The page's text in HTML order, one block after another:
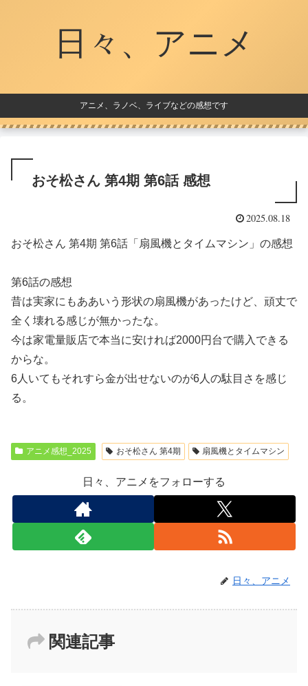
日々、アニメ
アニメ、ラノベ、ライブなどの感想です
おそ松さん 第4期 第6話 感想
2025.08.18
おそ松さん 第4期 第6話「扇風機とタイムマシン」の感想
第6話の感想
昔は実家にもああいう形状の扇風機があったけど、頑丈で
全く壊れる感じが無かったな。
今は家電量販店で本当に安ければ2000円台で購入できる
からな。
6人いてもそれすら金が出せないのが6人の駄目さを感じ
る。
アニメ感想_2025 おそ松さん 第4期 扇風機とタイムマシン
日々、アニメをフォローする
日々、アニメ
関連記事